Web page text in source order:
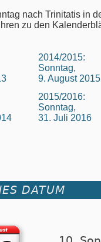
nach Trinitatis in
zu den
2014/2015:
Sonntag,
9. August 2015
2015/2016:
Sonntag,
31. Juli 2016
DATUM